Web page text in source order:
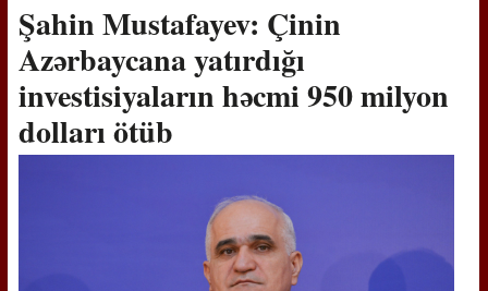
Şahin Mustafayev: Çinin
Azərbaycana yatırdığı
investisiyaların həcmi 950 milyon
dolları ötüb